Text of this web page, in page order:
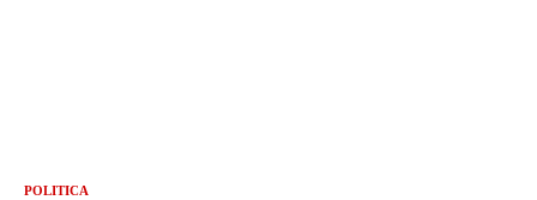
POLITICA